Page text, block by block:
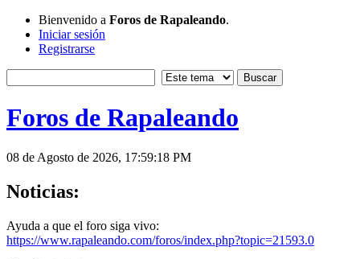
Bienvenido a Foros de Rapaleando.
Iniciar sesión
Registrarse
Foros de Rapaleando
08 de Agosto de 2026, 17:59:18 PM
Noticias:
Ayuda a que el foro siga vivo:
https://www.rapaleando.com/foros/index.php?topic=21593.0